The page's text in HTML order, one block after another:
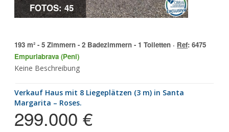
FOTOS: 45
193 m² - 5 Zimmern - 2 Badezimmern - 1 Toiletten · Ref: 6475
Empuriabrava (Peni)
Keine Beschreibung
Verkauf Haus mit 8 Liegeplätzen (3 m) in Santa
Margarita – Roses.
299.000 €